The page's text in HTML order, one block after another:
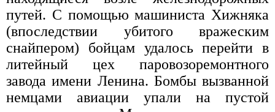
путей. С помощью машиниста Хижняка
(впоследствии убитого вражеским
снайпером) бойцам удалось перейти в
литейный цех паровозоремонтного
завода имени Ленина. Бомбы вызванной
немцами авиации упали на пустой